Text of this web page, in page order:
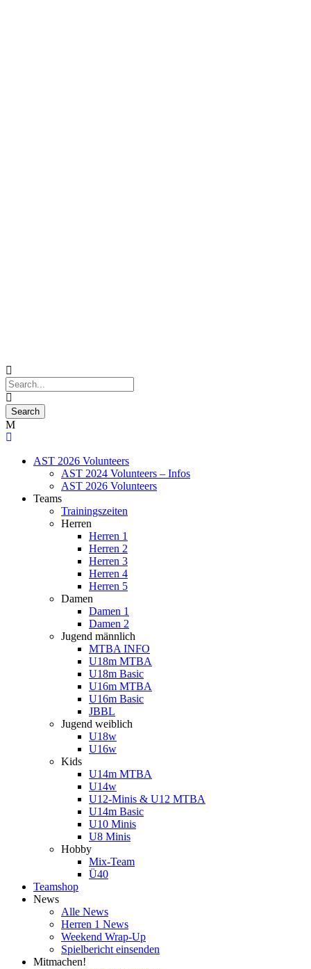
AST 2026 Volunteers
AST 2024 Volunteers – Infos
AST 2026 Volunteers
Teams
Trainingszeiten
Herren
Herren 1
Herren 2
Herren 3
Herren 4
Herren 5
Damen
Damen 1
Damen 2
Jugend männlich
MTBA INFO
U18m MTBA
U18m Basic
U16m MTBA
U16m Basic
JBBL
Jugend weiblich
U18w
U16w
Kids
U14m MTBA
U14w
U12-Minis & U12 MTBA
U14m Basic
U10 Minis
U8 Minis
Hobby
Mix-Team
Ü40
Teamshop
News
Alle News
Herren 1 News
Weekend Wrap-Up
Spielbericht einsenden
Mitmachen!